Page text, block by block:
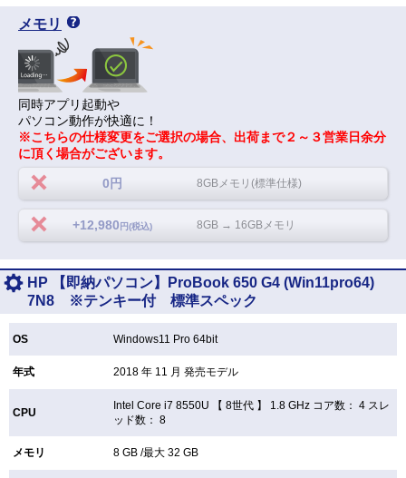
メモリ
同時アプリ起動や
パソコン動作が快適に！
※こちらの仕様変更をご選択の場合、出荷まで２～３営業日余分
に頂く場合がございます。
0円 8GBメモリ(標準仕様)
+12,980 円(税込) 8GB → 16GBメモリ
HP 【即納パソコン】ProBook 650 G4 (Win11pro64)
7N8 ※テンキー付 標準スペック
OS Windows11 Pro 64bit
年式 2018 年 11 月 発売モデル
CPU
Intel Core i7 8550U 【8世代 】 1.8 GHz コア数： 4 スレ
ッド数： 8
メモリ 8 GB /最大 32 GB